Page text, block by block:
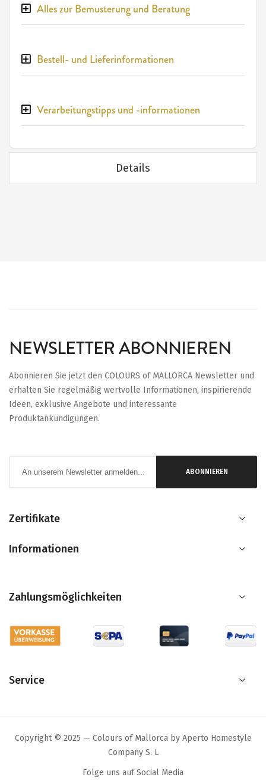
Alles zur Bemusterung und Beratung
Bestell- und Lieferinformationen
Verarbeitungstipps und -informationen
Details
NEWSLETTER ABONNIEREN
Abonnieren Sie jetzt den COLOURS of MALLORCA Newsletter und
erhalten Sie regelmäßig wertvolle Informationen, inspirierende
Ideen, exklusive Angebote und interessante
Produktankündigungen.
ABONNIEREN
Zertifikate
Informationen
Zahlungsmöglichkeiten
Service
Copyright © 2025 — Colours of Mallorca by Aperto Homestyle
Company S. L
Folge uns auf Social Media